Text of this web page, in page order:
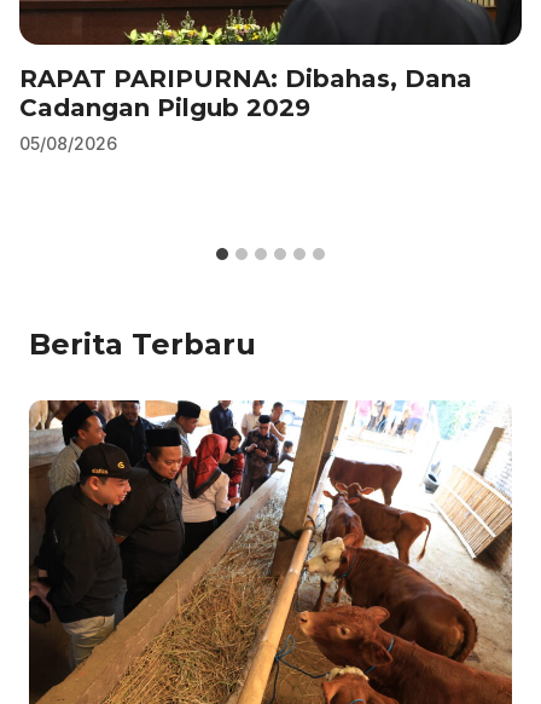
RAPAT PARIPURNA: Dibahas, Dana
Cadangan Pilgub 2029
05/08/2026
Berita Terbaru